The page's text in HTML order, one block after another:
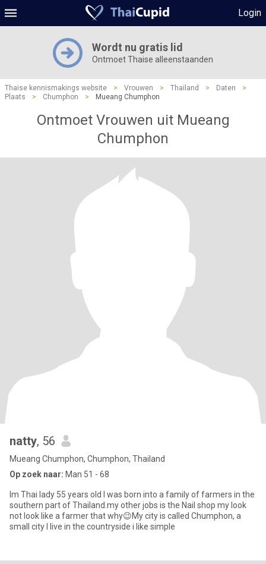
Login
Wordt nu gratis lid
Ontmoet Thaise alleenstaanden
Thaise kennismakings website > Vrouwen > Thailand > Daten
>
Plaats
> Chumphon > Mueang Chumphon
Ontmoet Vrouwen uit Mueang
Chumphon
natty, 56
Mueang Chumphon, Chumphon, Thailand
Op zoek naar: Man 51 - 68
Im Thai lady 55 years old I was born into a family of farmers in the
southern part of Thailand.my other jobs is the Nail shop my look
not look like a farmer that why😉My city is called Chumphon, a
small city I live in the countryside i like simple